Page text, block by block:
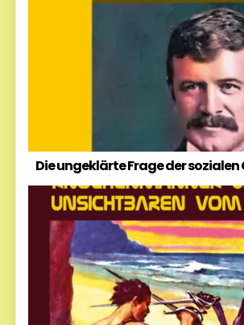
Die ungeklärte Frage der